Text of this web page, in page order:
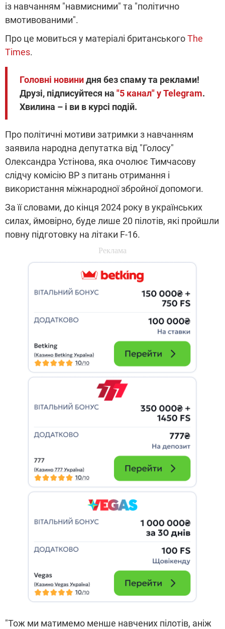
із навчанням "навмисними" та "політично
вмотивованими".
Про це мовиться у матеріалі британськогоThe
Times.
Головні новинидня без спаму та реклами!
Друзі, підписуйтеся на "5 канал" у Telegram.
Хвилина – і ви в курсі подій.
Про політичні мотиви затримки з навчанням
заявила народна депутатка від "Голосу"
Олександра Устінова, яка очолює Тимчасову
слідчу комісію ВР з питань отримання і
використання міжнародної збройної допомоги.
За її словами, до кінця 2024 року в українських
силах, ймовірно, буде лише 20 пілотів, які пройшли
повну підготовку на літаки F-16.
"Тож ми матимемо менше навчених пілотів, аніж